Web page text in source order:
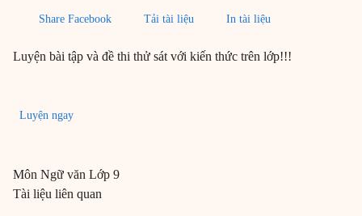
Share Facebook Tải tài liệu In tài liệu
Luyện bài tập và đề thi thử sát với kiến thức trên lớp!!!
Luyện ngay
Môn Ngữ văn Lớp 9
Tài liệu liên quan